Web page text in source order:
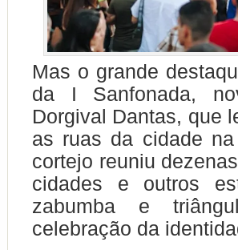
Mas o grande
da I Sanfonada,
Dorgival Dantas, que
as ruas da cidade
cortejo reuniu
cidades e outros
zabumba e
celebração da